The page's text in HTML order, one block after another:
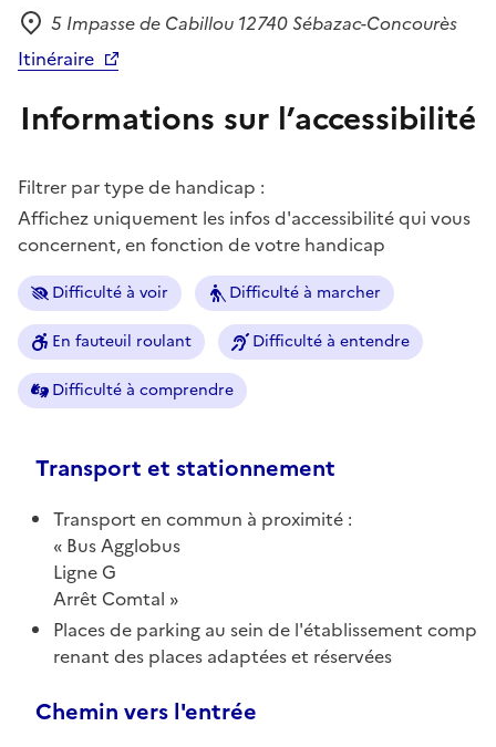
Adresse
5 Impasse de Cabillou 12740 Sébazac-Concourès
Itinéraire
Informations sur l’accessibilité
Filtrer par type de handicap :
Affichez uniquement les infos d'accessibilité qui vous
concernent, en fonction de votre handicap
Difficulté à voir Difficulté à marcher
En fauteuil roulant Difficulté à entendre
Difficulté à comprendre
Transport et stationnement
Transport en commun à proximité :
Bus Agglobus
Ligne G
Arrêt Comtal
Places de parking au sein de l'établissement comp
renant des places adaptées et réservées
Chemin vers l'entrée